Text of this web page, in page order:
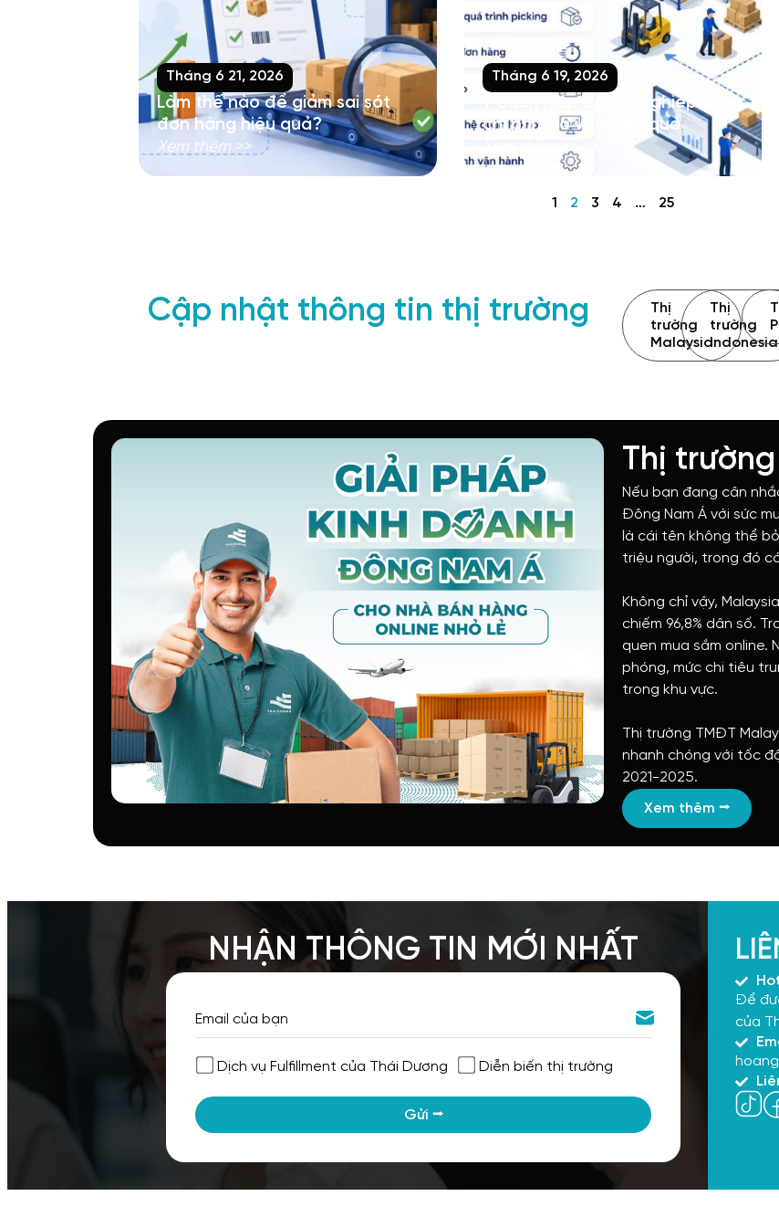
Tháng 6 21, 2026
Làm thế nào để giảm sai sót
đơn hàng hiệu quả?
Xem thêm >>
Tháng 6 19, 2026
7 cách giúp doanh nghiệp giảm
chi phí kho vận hiệu quả
Xem thêm >>
1 2 3 4 … 25
Cập nhật thông tin thị trường
Thị
trường
Malaysia
Thị
trường
Indonesia
Thị
Nếu bạn đang cân
Đông Nam Á với sức
là cái tên không thể
triệu người, trong đó
Không chỉ vậy,
chiếm 96,8% dân số.
quen mua sắm online.
phóng, mức chi tiêu
trong khu vực.
Thị trường TMĐT
nhanh chóng với tốc
2021-2025.
Xem thêm ⭢
NHẬN THÔNG TIN MỚI NHẤT
Dịch vụ Fulfillment của Thái Dương Diễn biến thị trường
Gửi ⭢
Để
của